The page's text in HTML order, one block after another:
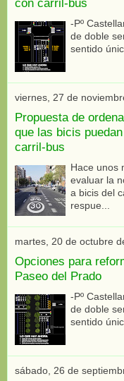
con carril-bus
-Pº
de doble
sentido
viernes, 27 de
Propuesta de
que las bicis
carril-bus
Hace unos
evaluar la
a bicis del
respue...
martes, 20 de octubre
Opciones para
Paseo del Prado
-Pº
de doble
sentido
sábado, 26 de